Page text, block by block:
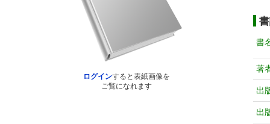
ログインすると表紙画像を
ご覧になれます
書
著
出
出